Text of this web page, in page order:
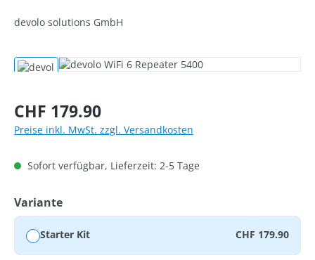
devolo solutions GmbH
Bildergalerie überspringen
Regulärer Preis:
CHF 179.90
Preise inkl. MwSt. zzgl. Versandkosten
Sofort verfügbar, Lieferzeit: 2-5 Tage
Varianteauswählen
Starter Kit CHF 179.90